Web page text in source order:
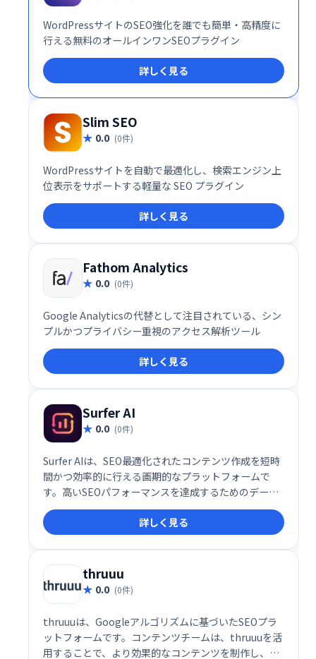
WordPressサイトのSEO強化を誰でも簡単・高精度に
行える無料のオールインワンSEOプラグイン
詳しく見る
Slim SEO
0.0 (0件)
WordPressサイトを自動で最適化し、検索エンジン上
位表示をサポートする軽量な SEO プラグイン
詳しく見る
Fathom Analytics
0.0 (0件)
Google Analyticsの代替として注目されている、シン
プルかつプライバシー重視のアクセス解析ツール
詳しく見る
Surfer AI
0.0 (0件)
Surfer AIは、SEO最適化されたコンテンツ作成を短時
間かつ効率的に行える画期的なプラットフォームで
す。高いSEOパフォーマンスを達成するためのデータ
駆動型アプローチと、ブランドの一貫性を保ちながら
カスタマイズ可能なコンテンツ生成機能を提供。
詳しく見る
thruuu
0.0 (0件)
thruuuは、Googleアルゴリズムに基づいたSEOプラ
ットフォームです。コンテンツチームは、thruuuを活
用することで、より効果的なコンテンツを制作し、オ